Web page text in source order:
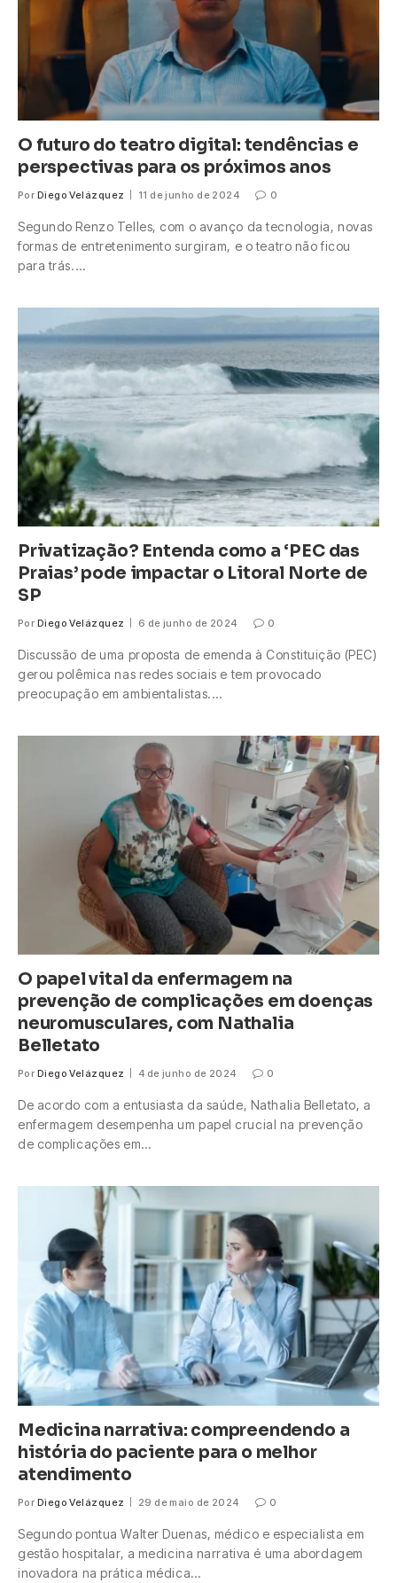
O futuro do teatro digital: tendências e
perspectivas para os próximos anos
Por Diego Velázquez 11 de junho de 2024 0
Segundo Renzo Telles, com o avanço da tecnologia, novas
formas de entretenimento surgiram, e o teatro não ficou
para trás.…
Privatização? Entenda como a ‘PEC das
Praias’ pode impactar o Litoral Norte de
SP
Por Diego Velázquez 6 de junho de 2024 0
Discussão de uma proposta de emenda à Constituição (PEC)
gerou polêmica nas redes sociais e tem provocado
preocupação em ambientalistas.…
O papel vital da enfermagem na
prevenção de complicações em doenças
neuromusculares, com Nathalia
Belletato
Por Diego Velázquez 4 de junho de 2024 0
De acordo com a entusiasta da saúde, Nathalia Belletato, a
enfermagem desempenha um papel crucial na prevenção
de complicações em…
Medicina narrativa: compreendendo a
história do paciente para o melhor
atendimento
Por Diego Velázquez 29 de maio de 2024 0
Segundo pontua Walter Duenas, médico e especialista em
gestão hospitalar, a medicina narrativa é uma abordagem
inovadora na prática médica…